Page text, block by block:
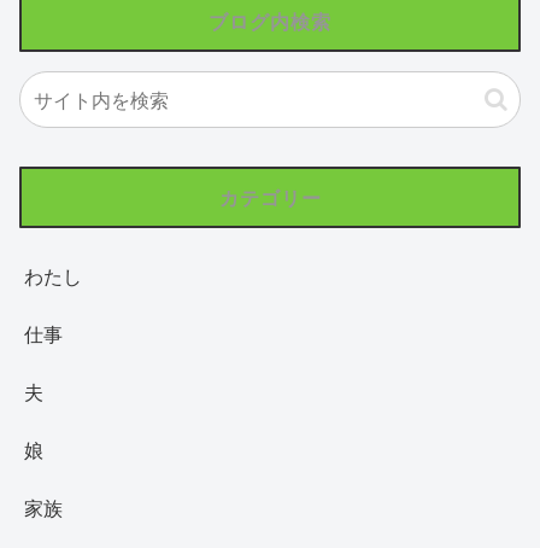
ブログ内検索
カテゴリー
わたし
仕事
夫
娘
家族